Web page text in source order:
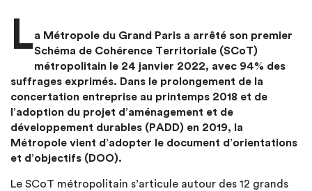
La Métropole du Grand Paris a arrêté son premier
Schéma de Cohérence Territoriale (SCoT)
métropolitain le 24 janvier 2022, avec 94% des
suffrages exprimés. Dans le prolongement de la
concertation entreprise au printemps 2018 et de
l’adoption du projet d’aménagement et de
développement durables (PADD) en 2019, la
Métropole vient d’adopter le document d’orientations
et d’objectifs (DOO).
Le SCoT métropolitain s’articule autour des 12 grands